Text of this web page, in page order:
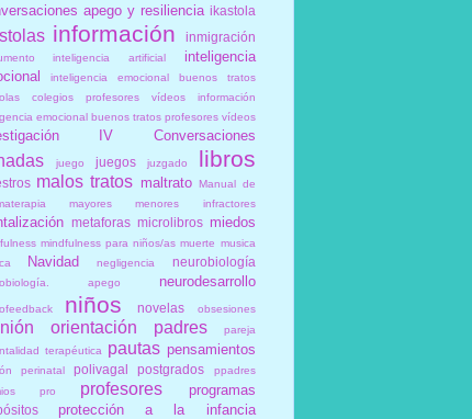
apego y resiliencia ikastola
información inmigración
inteligencia artificial
inteligencia
inteligencia emocional buenos tratos
colegios profesores vídeos información
emocional buenos tratos profesores vídeos
IV Conversaciones
juego juegos juzgado libros
malos tratos maltrato Manual de
mayores menores infractores
metaforas microlibros miedos
mindfulness para niños/as muerte musica
Navidad negligencia neurobiología
apego neurodesarrollo
niños novelas obsesiones
orientación padres
pareja
terapéutica
pautas pensamientos
perinatal polivagal postgrados
ppadres
pro profesores programas
protección a la infancia